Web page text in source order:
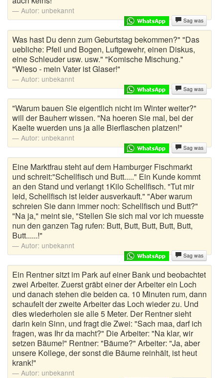
Urlaubswitze
Viagra Witze
Weicheier
Weihnachtswitze
Wortwitze
Wusstest du schon
Zungenbrecher
Zufallswitz
Autor: unbekannt
Sag was
Was hast Du denn zum Geburtstag bekommen?" "Das
uebliche: Pfeil und Bogen, Luftgewehr, einen Diskus,
eine Schleuder usw. usw." "Komische Mischung."
"Wieso - mein Vater ist Glaser!"
Autor: unbekannt
Sag was
"Warum bauen Sie eigentlich nicht im Winter weiter?"
will der Bauherr wissen. "Na hoeren Sie mal, bei der
Kaelte wuerden uns ja alle Bierflaschen platzen!"
Autor: unbekannt
Sag was
Eine Marktfrau steht auf dem Hamburger Fischmarkt
und schreit:"Schellfisch und Butt....." Ein Kunde kommt
an den Stand und verlangt 1Kilo Schellfisch. "Tut mir
leid, Schellfisch ist leider ausverkauft." "Aber warum
schreien Sie dann immer noch: Schellfisch und Butt?"
"Na ja," meint sie, "Stellen Sie sich mal vor ich muesste
nun den ganzen Tag rufen: Butt, Butt, Butt, Butt, Butt,
Butt......!"
Autor: unbekannt
Sag was
Ein Rentner sitzt im Park auf einer Bank und beobachtet
zwei Arbeiter. Zuerst gräbt einer der Arbeiter ein Loch
und danach stehen die beiden ca. 10 Minuten rum, dann
schaufelt der zweite Arbeiter das Loch wieder zu. Und
dies wiederholen sie alle 5 Meter. Der Rentner sieht
darin kein Sinn, und fragt die Zwei: "Sach maa, darf ich
fragen, was Ihr da macht?" Die Arbeiter: "Na klar, wir
setzen Bäume!" Rentner: "Bäume?" Arbeiter: "Ja, aber
unsere Kollege, der sonst die Bäume reinhält, ist heut
krank!"
Autor: unbekannt